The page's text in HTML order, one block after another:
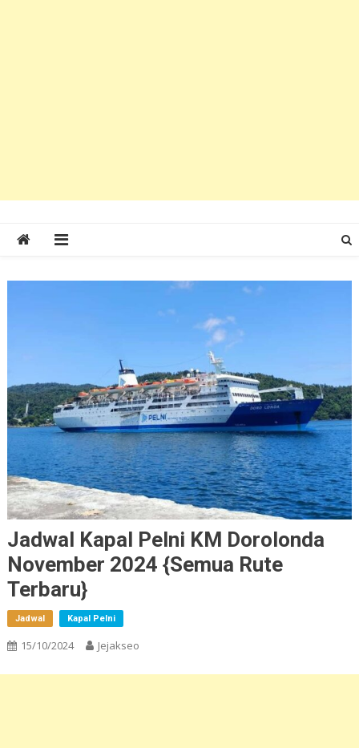
Jadwal Kapal Pelni KM Dorolonda
November 2024 {Semua Rute
Terbaru}
Jadwal Kapal Pelni
15/10/2024 Jejakseo